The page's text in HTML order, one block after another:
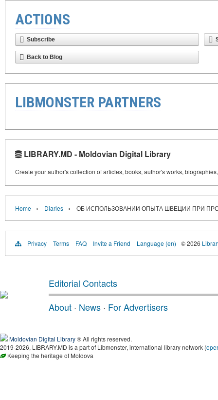
ACTIONS
Subscribe
Back to Blog
LIBMONSTER PARTNERS
LIBRARY.MD - Moldovian Digital Library
Create your author's collection of articles, books, author's works,
Home › Diaries › ОБ ИСПОЛЬЗОВАНИИ ОПЫТА ШВЕЦИИ ПРИ
Privacy Terms FAQ Invite a Friend Language (en) © 2026
Editorial Contacts
About · News · For Advertisers
Moldovian Digital Library® All rights reserved.
2019-2026, LIBRARY.MD is a part of Libmonster, international library network (
Keeping the heritage of Moldova